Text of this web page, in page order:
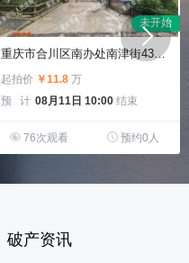
重庆市合川区南办处南津街430号2幢1单元7-4（渝丰小区）
起拍价 ￥11.8 万
预 计 08月11日 10:00 结束
未开始
76次观看 预约0人
破产资讯